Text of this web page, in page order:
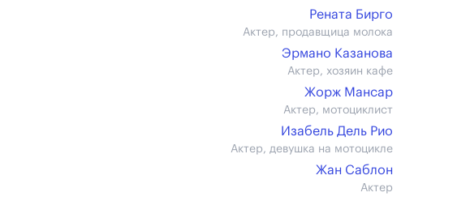
Рената Бирго
Актер, продавщица молока
Эрмано Казанова
Актер, хозяин кафе
Жорж Мансар
Актер, мотоциклист
Изабель Дель Рио
Актер, девушка на мотоцикле
Жан Саблон
Актер